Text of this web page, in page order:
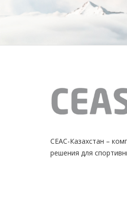
СЕАС-Казахстан –
решения для